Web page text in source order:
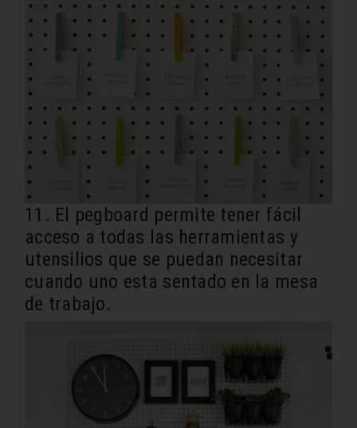
11. El pegboard permite tener fácil
acceso a todas las herramientas y
utensilios que se puedan necesitar
cuando uno esta sentado en la mesa
de trabajo.